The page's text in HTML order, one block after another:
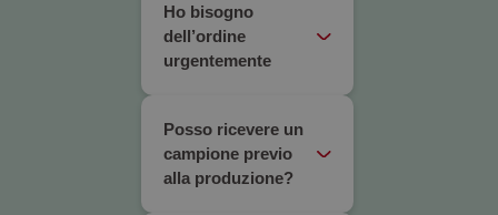
Ho bisogno
dell’ordine
urgentemente
Posso ricevere un
campione previo
alla produzione?